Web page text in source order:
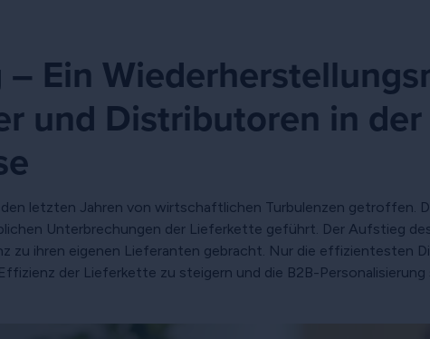
Ein
und Distributoren in
letzten Jahren von wirtschaftlichen Turbulenzen getroffen.
Unterbrechungen der Lieferkette geführt. Der Aufstieg
zu ihren eigenen Lieferanten gebracht. Nur die effizientesten
der Lieferkette zu steigern und die B2B-